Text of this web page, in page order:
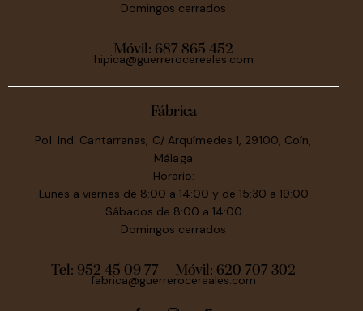
Domingos cerrados
Móvil: 687 865 452
hipica@guerrerocereales.com
Fábrica
Pol. Ind. Cantarranas, C/ Arquímedes 1, 29100, Coín,
Málaga
Horario:
Lunes a viernes de 8:00 a 14:00 y de 15:30 a 19:00
Sábados de 8:00 a 14:00
Domingos cerrados
Tel: 952 45 09 77 Móvil: 620 707 302
fabrica@guerrerocereales.com